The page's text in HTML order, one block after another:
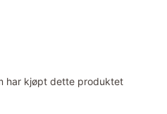
har kjøpt dette produktet